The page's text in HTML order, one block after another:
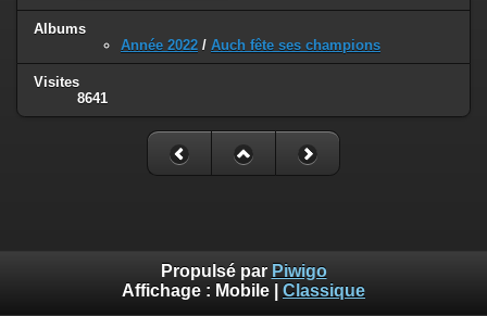
Albums
Année 2022 / Auch fête ses champions
Visites
8641
Propulsé par Piwigo
Affichage : Mobile Classique